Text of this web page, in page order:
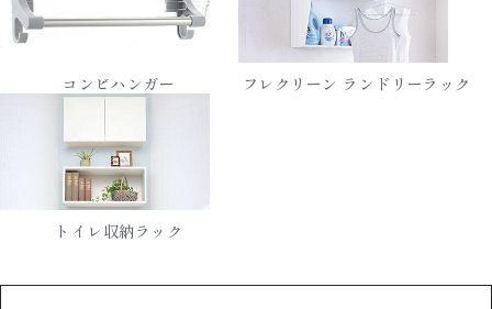
コンビハンガー フレクリーン ランドリーラック
トイレ収納ラック